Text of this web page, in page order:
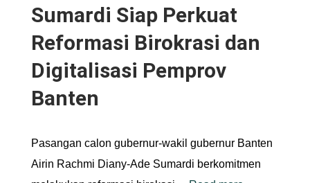
Sumardi Siap Perkuat
Reformasi Birokrasi dan
Digitalisasi Pemprov
Banten
Pasangan calon gubernur-wakil gubernur Banten
Airin Rachmi Diany-Ade Sumardi berkomitmen